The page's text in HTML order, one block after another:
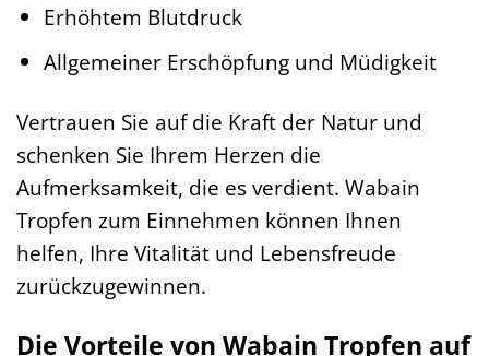
Erhöhtem Blutdruck
Allgemeiner Erschöpfung und Müdigkeit
Vertrauen Sie auf die Kraft der Natur und
schenken Sie Ihrem Herzen die
Aufmerksamkeit, die es verdient. Wabain
Tropfen zum Einnehmen können Ihnen
helfen, Ihre Vitalität und Lebensfreude
zurückzugewinnen.
Die Vorteile von Wabain Tropfen auf